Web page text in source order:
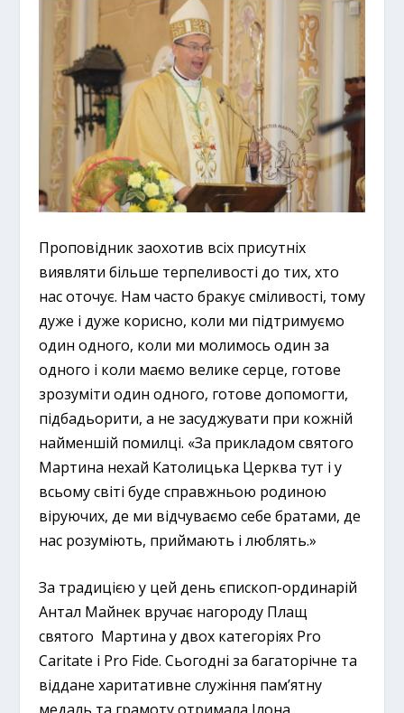
Проповідник заохотив всіх присутніх
виявляти більше терпеливості до тих, хто
нас оточує. Нам часто бракує сміливості, тому
дуже і дуже корисно, коли ми підтримуємо
один одного, коли ми молимось один за
одного і коли маємо велике серце, готове
зрозуміти один одного, готове допомогти,
підбадьорити, а не засуджувати при кожній
найменшій помилці. «За прикладом святого
Мартина нехай Католицька Церква тут і у
всьому світі буде справжньою родиною
віруючих, де ми відчуваємо себе братами, де
нас розуміють, приймають і люблять.»
За традицією у цей день єпископ-ординарій
Антал Майнек вручає нагороду Плащ
святого Мартина у двох категоріях Pro
Caritate і Pro Fide. Сьогодні за багаторічне та
віддане харитативне служіння пам’ятну